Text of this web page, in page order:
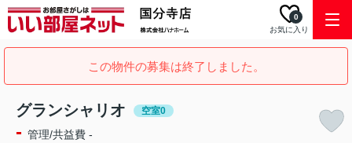
お気に入り
0
この物件の募集は終了しました。
グランシャリオ 空室0
- 管理/共益費 -